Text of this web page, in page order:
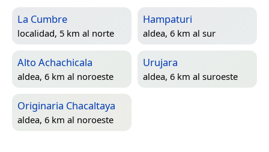
La Cumbre
localidad, 5 km al norte
Hampaturi
aldea, 6 km al sur
Alto Achachicala
aldea, 6 km al noroeste
Urujara
aldea, 6 km al suroeste
Originaria Chacaltaya
aldea, 6 km al noroeste